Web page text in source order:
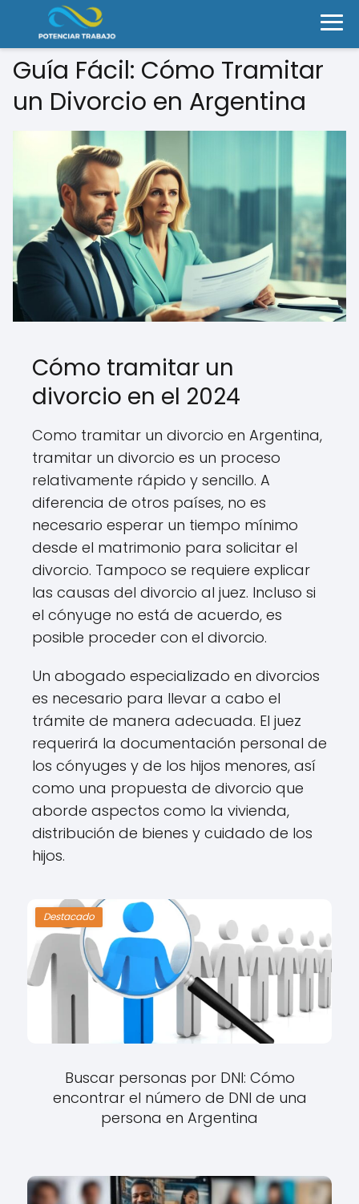
Guía Fácil: Cómo Tramitar
un Divorcio en Argentina
Cómo tramitar un
divorcio en el 2024
Como tramitar un divorcio en Argentina,
tramitar un divorcio es un proceso
relativamente rápido y sencillo. A
diferencia de otros países, no es
necesario esperar un tiempo mínimo
desde el matrimonio para solicitar el
divorcio. Tampoco se requiere explicar
las causas del divorcio al juez. Incluso si
el cónyuge no está de acuerdo, es
posible proceder con el divorcio.
Un abogado especializado en divorcios
es necesario para llevar a cabo el
trámite de manera adecuada. El juez
requerirá la documentación personal de
los cónyuges y de los hijos menores, así
como una propuesta de divorcio que
aborde aspectos como la vivienda,
distribución de bienes y cuidado de los
hijos.
Destacado
Buscar personas por DNI: Cómo
encontrar el número de DNI de una
persona en Argentina